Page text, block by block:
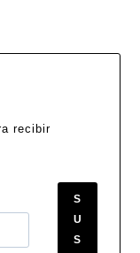
recibir
S
U
S